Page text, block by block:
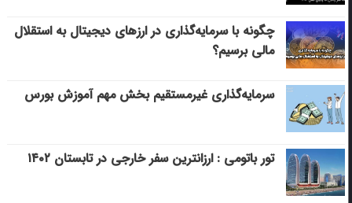
چگونه با سرمایه‌گذاری در ارزهای دیجیتال به استقلال
مالی برسیم؟
سرمایه‌گذاری غیرمستقیم بخش مهم آموزش بورس
تور باتومی : ارزانترین سفر خارجی در تابستان ۱۴۰۲